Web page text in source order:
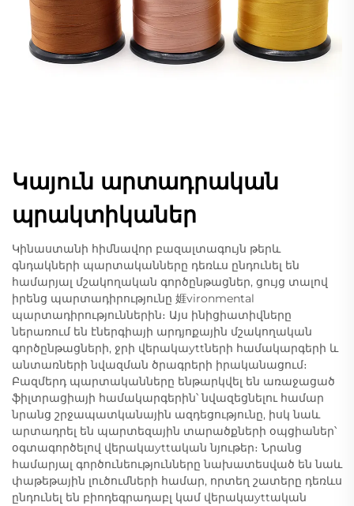
Կայուն արտադրական
պրակտիկաներ
Կինաստանի հիմնավոր բազալտագույն թերև
գնդակների պարտականները դեռևս ընդունել են
համարյալ մշակողական գործընթացներ, ցույց տալով
իրենց պարտադիրությունը 娾vironmental
պարտադիրություններին։ Այս ինիցիատիվները
ներառում են էներգիայի արդյոքային մշակողական
գործընթացների, ջրի վերակաyttների համակարգերի և
անտառների նվազման ծրագրերի իրականացում։
Բազմերդ պարտականները ենթարկվել են առաջացած
ֆիլտրացիայի համակարգերին՝ նվազեցնելու համար
նրանց շրջապատկանային ազդեցությունը, իսկ նաև
արտադրել են պարտեզային տարածքների օպցիաներ՝
օգտագործելով վերակաyttական նյութեր։ Նրանց
համարյալ գործունեությունները նախատեսված են նաև
փաթեթային լուծումների համար, որտեղ շատերը դեռևս
ընդունել են բիոդեգրադաբլ կամ վերակաyttական